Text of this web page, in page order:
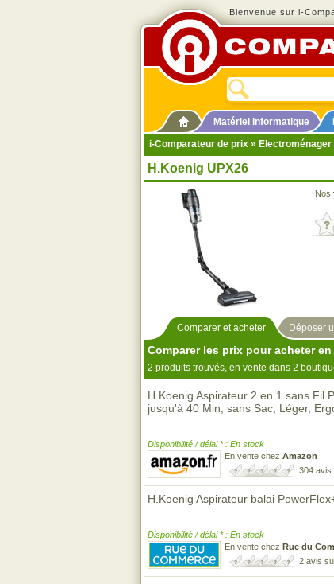
Bienvenue sur i-
Matériel informatique
i-Comparateur de prix » Electroménager
H.Koenig UPX26
Nos
Comparer et acheter Déposer
Comparer les prix pour acheter
2 produits trouvés, en vente dans 2
H.Koenig Aspirateur 2 en 1 sans Fil
jusqu'à 40 Min, sans Sac, Léger,
Disponibilité / délai * : En stock
En vente chez Amazon
304 avis
H.Koenig Aspirateur balai
Disponibilité / délai * : En stock
En vente chez Rue du
2 avis